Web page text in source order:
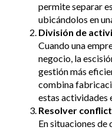
permite separar
ubicándolos en
División de
Cuando una
negocio, la
gestión más
combina
estas actividades
Resolver
En situaciones